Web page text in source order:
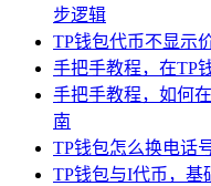
步逻辑
TP钱包代币不显示
手把手教程，在TP
手把手教程，如何
南
TP钱包怎么换电话
TP钱包与I代币，基